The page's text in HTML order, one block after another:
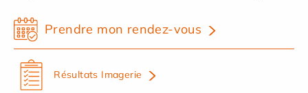
Prendre mon rendez-vous
Résultats Imagerie